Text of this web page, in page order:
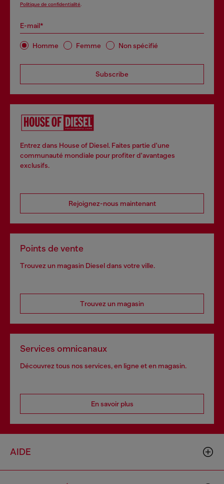
Politique de confidentialité
E-mail*
Homme Femme Non spécifié
Subscribe
Entrez dans House of Diesel. Faites partie d'une
communauté mondiale pour profiter d'avantages
exclusifs.
Rejoignez-nous maintenant
Points de vente
Trouvez un magasin Diesel dans votre ville.
Trouvez un magasin
Services omnicanaux
Découvrez tous nos services, en ligne et en magasin.
En savoir plus
AIDE